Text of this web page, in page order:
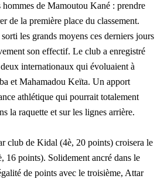
de Mamoutou Kané : prendre
de la première place du classement.
les grands moyens ces derniers jours
son effectif. Le club a enregistré
internationaux qui évoluaient à
et Mahamadou Keïta. Un apport
athlétique qui pourrait totalement
la raquette et sur les lignes arrière.
club de Kidal (4è, 20 points) croisera le
16 points). Solidement ancré dans le
de points avec le troisième, Attar